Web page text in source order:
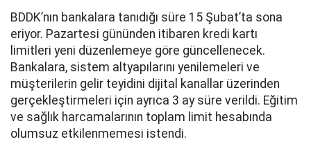
BDDK’nın bankalara tanıdığı süre 15 Şubat’ta sona
eriyor. Pazartesi gününden itibaren kredi kartı
limitleri yeni düzenlemeye göre güncellenecek.
Bankalara, sistem altyapılarını yenilemeleri ve
müşterilerin gelir teyidini dijital kanallar üzerinden
gerçekleştirmeleri için ayrıca 3 ay süre verildi. Eğitim
ve sağlık harcamalarının toplam limit hesabında
olumsuz etkilenmemesi istendi.